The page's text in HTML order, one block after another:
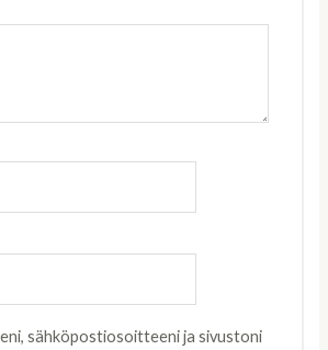
sähköpostiosoitteeni ja sivustoni